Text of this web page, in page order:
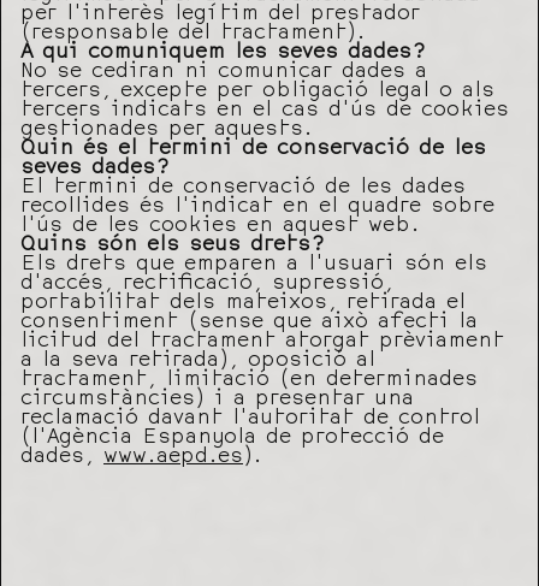
per l’interès legítim del prestador
(responsable del tractament).
A qui comuniquem les seves dades?
No se cediran ni comunicar dades a
tercers, excepte per obligació legal o als
tercers indicats en el cas d’ús de cookies
gestionades per aquests.
Quin és el termini de conservació de les
seves dades?
El termini de conservació de les dades
recollides és l’indicat en el quadre sobre
l’ús de les cookies en aquest web.
Quins són els seus drets?
Els drets que emparen a l’usuari són els
d’accés, rectificació, supressió,
portabilitat dels mateixos, retirada el
consentiment (sense que això afecti la
licitud del tractament atorgat prèviament
a la seva retirada), oposició al
tractament, limitació (en determinades
circumstàncies) i a presentar una
reclamació davant l’autoritat de control
(l’Agència Espanyola de protecció de
dades, www.aepd.es ).